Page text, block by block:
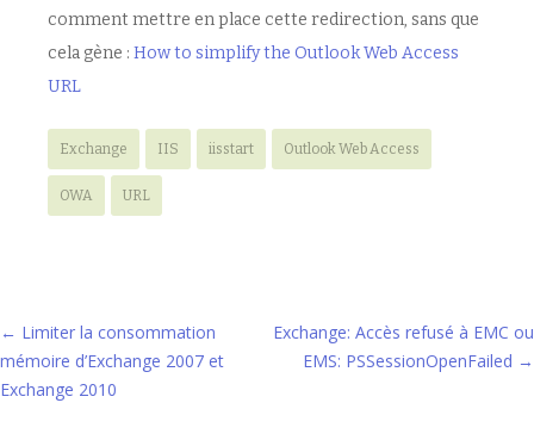
comment mettre en place cette redirection, sans que
cela gène : How to simplify the Outlook Web Access
URL
Exchange IIS iisstart Outlook Web Access
OWA URL
Navigation
des
articles
← Limiter la consommation
mémoire d’Exchange 2007 et
Exchange 2010
Exchange: Accès refusé à EMC ou
EMS: PSSessionOpenFailed →